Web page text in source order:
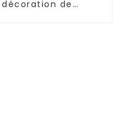
décoration de